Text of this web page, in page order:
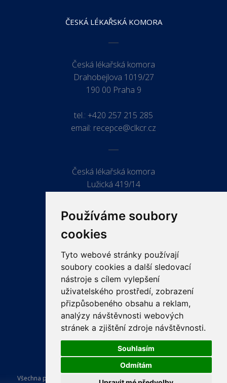
Používáme soubory
cookies
Tyto webové stránky používají
soubory cookies a další sledovací
nástroje s cílem vylepšení
uživatelského prostředí, zobrazení
přizpůsobeného obsahu a reklam,
analýzy návštěvnosti webových
stránek a zjištění zdroje návštěvnosti.
Souhlasím
Odmítám
ČESKÁ LÉKAŘSKÁ KOMORA
Česká lékařská komora
Drahobejlova 1019/27
190 00 Praha 9
tel.: +420 257 215 285
email: recepce@clkcr.cz
Česká lékařská komora
Lužická 419/14
ODKAZY
PRO LÉKAŘE
PRO VEŘEJNOST
VZDĚLÁVÁNÍ
Všechna práva vyhrazena Česká lékařská komora. Tvorba a provoz